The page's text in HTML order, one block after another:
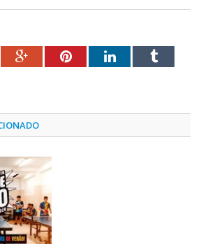
Google+PinterestLinkedInTumblr